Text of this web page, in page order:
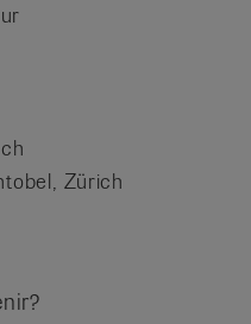
Zürich